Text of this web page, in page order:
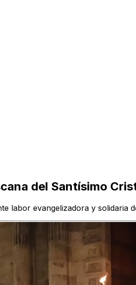
del Santísimo
labor evangelizadora y solidaria